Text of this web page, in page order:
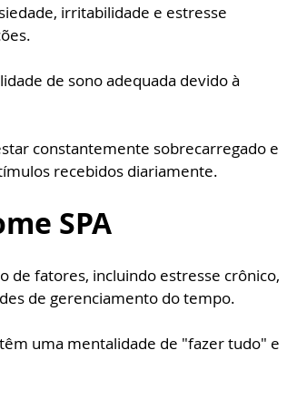
irritabilidade e estresse
de sono adequada devido à
constantemente sobrecarregado e
recebidos diariamente.
SPA
de fatores, incluindo estresse crônico,
de gerenciamento do tempo.
uma mentalidade de "fazer tudo" e